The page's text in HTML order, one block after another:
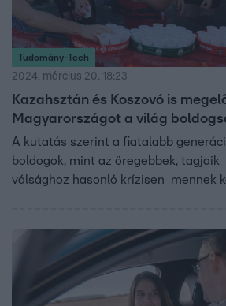
Tudomány-Tech
2024. március 20. 18:23
Kazahsztán és Koszovó is
Magyarországot a világ
A kutatás szerint a fiatalabb
boldogok, mint az öregebbek, tagjaik
válsághoz hasonló krízisen mennek